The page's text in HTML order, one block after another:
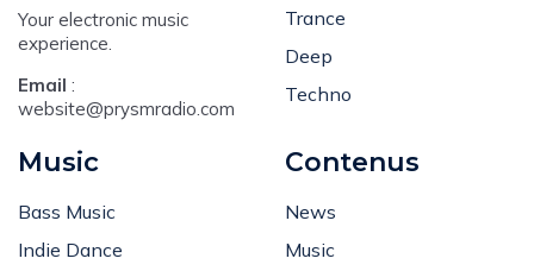
Your electronic music
experience.
Email :
website@prysmradio.com
Trance
Deep
Techno
Music
Bass Music
Indie Dance
Contenus
News
Music